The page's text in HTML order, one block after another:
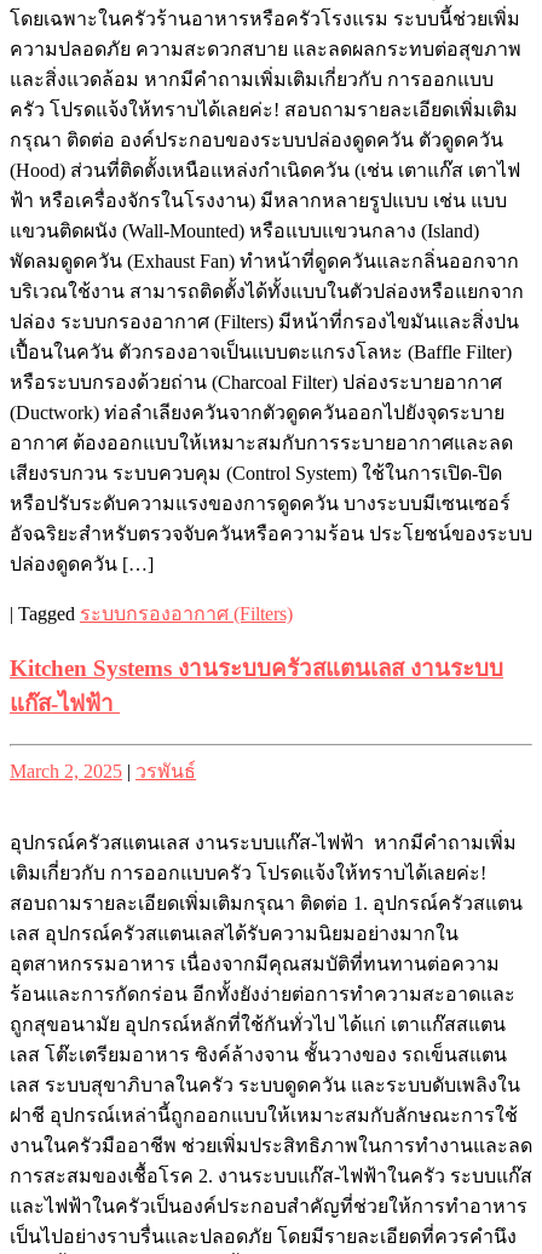
โดยเฉพาะในครัวร้านอาหารหรือครัวโรงแรม ระบบนี้ช่วยเพิ่ม
ความปลอดภัย ความสะดวกสบาย และลดผลกระทบต่อสุขภาพ
และสิ่งแวดล้อม หากมีคำถามเพิ่มเติมเกี่ยวกับ การออกแบบ
ครัว โปรดแจ้งให้ทราบได้เลยค่ะ! สอบถามรายละเอียดเพิ่มเติม
กรุณา ติดต่อ องค์ประกอบของระบบปล่องดูดควัน ตัวดูดควัน
(Hood) ส่วนที่ติดตั้งเหนือแหล่งกำเนิดควัน (เช่น เตาแก๊ส เตาไฟ
ฟ้า หรือเครื่องจักรในโรงงาน) มีหลากหลายรูปแบบ เช่น แบบ
แขวนติดผนัง (Wall-Mounted) หรือแบบแขวนกลาง (Island)
พัดลมดูดควัน (Exhaust Fan) ทำหน้าที่ดูดควันและกลิ่นออกจาก
บริเวณใช้งาน สามารถติดตั้งได้ทั้งแบบในตัวปล่องหรือแยกจาก
ปล่อง ระบบกรองอากาศ (Filters) มีหน้าที่กรองไขมันและสิ่งปน
เปื้อนในควัน ตัวกรองอาจเป็นแบบตะแกรงโลหะ (Baffle Filter)
หรือระบบกรองด้วยถ่าน (Charcoal Filter) ปล่องระบายอากาศ
(Ductwork) ท่อลำเลียงควันจากตัวดูดควันออกไปยังจุดระบาย
อากาศ ต้องออกแบบให้เหมาะสมกับการระบายอากาศและลด
เสียงรบกวน ระบบควบคุม (Control System) ใช้ในการเปิด-ปิด
หรือปรับระดับความแรงของการดูดควัน บางระบบมีเซนเซอร์
อัจฉริยะสำหรับตรวจจับควันหรือความร้อน ประโยชน์ของระบบ
ปล่องดูดควัน […]
| Tagged ระบบกรองอากาศ (Filters)
Kitchen Systems งานระบบครัวสแตนเลส งานระบบ
แก๊ส-ไฟฟ้า
Posted
on
March 2, 2025 | Posted
on
วรพันธ์
อุปกรณ์ครัวสแตนเลส งานระบบแก๊ส-ไฟฟ้า หากมีคำถามเพิ่ม
เติมเกี่ยวกับ การออกแบบครัว โปรดแจ้งให้ทราบได้เลยค่ะ!
สอบถามรายละเอียดเพิ่มเติมกรุณา ติดต่อ 1. อุปกรณ์ครัวสแตน
เลส อุปกรณ์ครัวสแตนเลสได้รับความนิยมอย่างมากใน
อุตสาหกรรมอาหาร เนื่องจากมีคุณสมบัติที่ทนทานต่อความ
ร้อนและการกัดกร่อน อีกทั้งยังง่ายต่อการทำความสะอาดและ
ถูกสุขอนามัย อุปกรณ์หลักที่ใช้กันทั่วไป ได้แก่ เตาแก๊สสแตน
เลส โต๊ะเตรียมอาหาร ซิงค์ล้างจาน ชั้นวางของ รถเข็นสแตน
เลส ระบบสุขาภิบาลในครัว ระบบดูดควัน และระบบดับเพลิงใน
ฝาชี อุปกรณ์เหล่านี้ถูกออกแบบให้เหมาะสมกับลักษณะการใช้
งานในครัวมืออาชีพ ช่วยเพิ่มประสิทธิภาพในการทำงานและลด
การสะสมของเชื้อโรค 2. งานระบบแก๊ส-ไฟฟ้าในครัว ระบบแก๊ส
และไฟฟ้าในครัวเป็นองค์ประกอบสำคัญที่ช่วยให้การทำอาหาร
เป็นไปอย่างราบรื่นและปลอดภัย โดยมีรายละเอียดที่ควรคำนึง